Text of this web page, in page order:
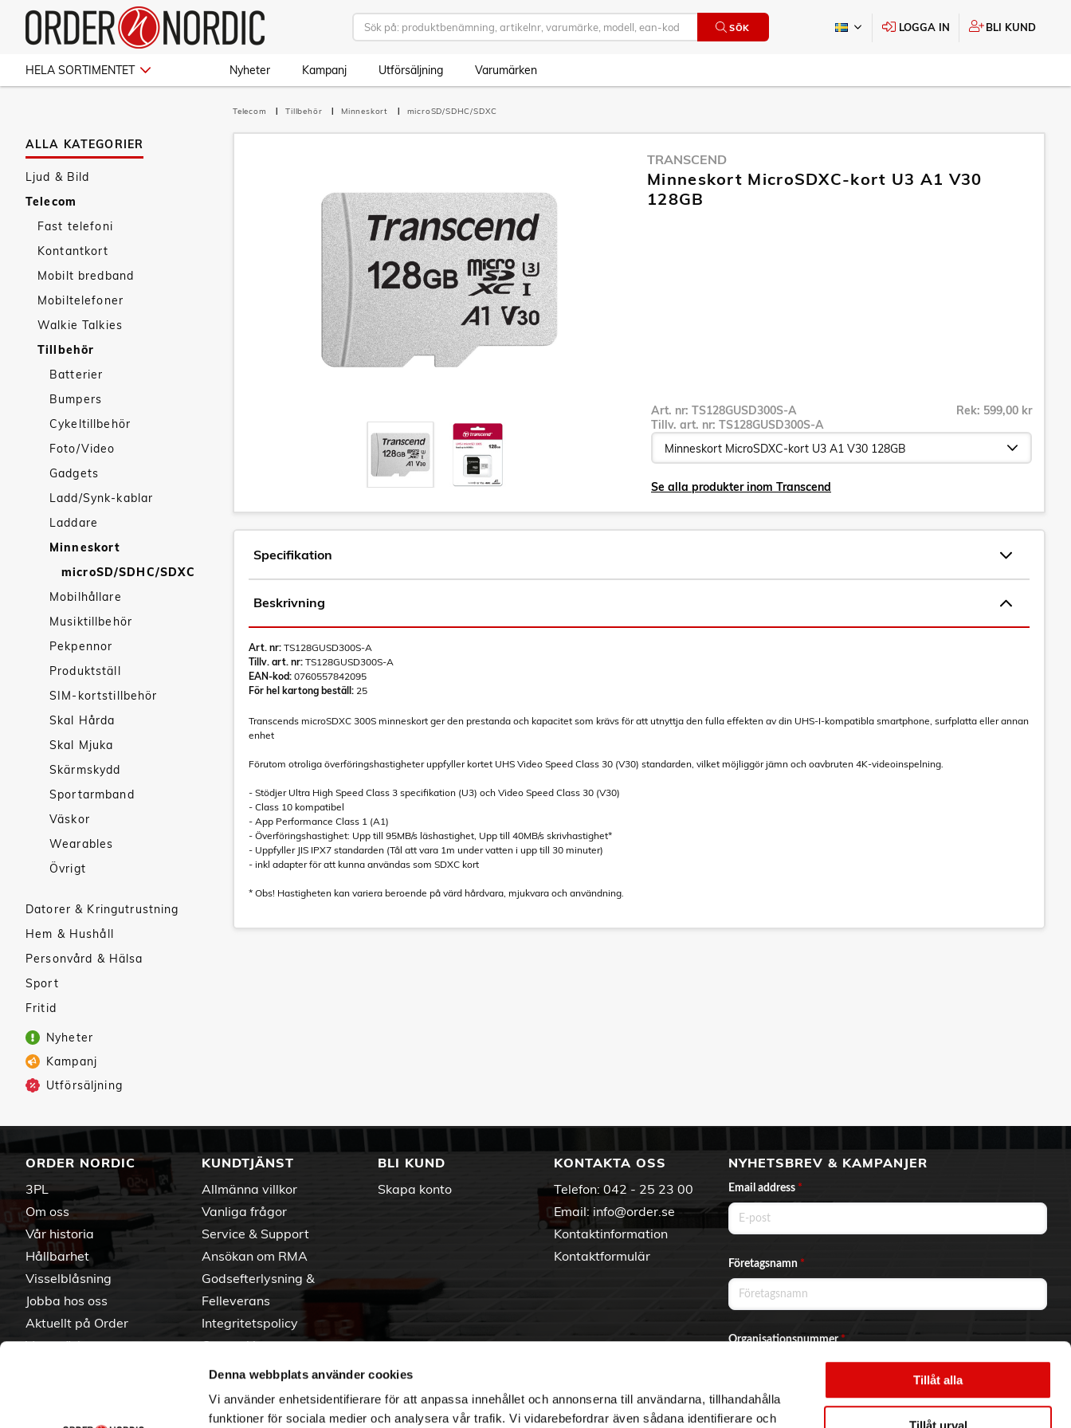
Denna webbplats använder cookies
Vi använder enhetsidentifierare för att anpassa innehållet och annonserna till användarna, tillhandahålla
funktioner för sociala medier och analysera vår trafik. Vi vidarebefordrar även sådana identifierare och
Tillåt alla
Tillåt urval
SÖK LOGGA IN BLI KUND
HELA SORTIMENTET Nyheter Kampanj Utförsäljning Varumärken
ALLA KATEGORIER
Ljud & Bild
Telecom
Fast telefoni
Kontantkort
Mobilt bredband
Mobiltelefoner
Walkie Talkies
Tillbehör
Batterier
Bumpers
Cykeltillbehör
Foto/Video
Gadgets
Ladd/Synk-kablar
Laddare
Minneskort
microSD/SDHC/SDXC
Mobilhållare
Musiktillbehör
Pekpennor
Produktställ
SIM-kortstillbehör
Skal Hårda
Skal Mjuka
Skärmskydd
Sportarmband
Väskor
Wearables
Övrigt
Datorer & Kringutrustning
Hem & Hushåll
Personvård & Hälsa
Sport
Fritid
Nyheter
Kampanj
Utförsäljning
Telecom Tillbehör Minneskort microSD/SDHC/SDXC
TRANSCEND
Minneskort MicroSDXC-kort U3 A1 V30
128GB
Art. nr: TS128GUSD300S-A
Tillv. art. nr: TS128GUSD300S-A
Rek: 599,00 kr
Se alla produkter inom Transcend
Specifikation
Beskrivning
Art. nr: TS128GUSD300S-A
Tillv. art. nr: TS128GUSD300S-A
EAN-kod: 0760557842095
För hel kartong beställ: 25
Transcends microSDXC 300S minneskort ger den prestanda och kapacitet som krävs för att utnyttja den fulla effekten av din UHS-I-kompatibla smartphone, surfplatta eller annan
enhet
Förutom otroliga överföringshastigheter uppfyller kortet UHS Video Speed Class 30 (V30) standarden, vilket möjliggör jämn och oavbruten 4K-videoinspelning.
- Stödjer Ultra High Speed Class 3 specifikation (U3) och Video Speed Class 30 (V30)
- Class 10 kompatibel
- App Performance Class 1 (A1)
- Överföringshastighet: Upp till 95MB/s läshastighet, Upp till 40MB/s skrivhastighet*
- Uppfyller JIS IPX7 standarden (Tål att vara 1m under vatten i upp till 30 minuter)
- inkl adapter för att kunna användas som SDXC kort
* Obs! Hastigheten kan variera beroende på värd hårdvara, mjukvara och användning.
ORDER NORDIC
3PL
Om oss
Vår historia
Hållbarhet
Visselblåsning
Jobba hos oss
Aktuellt på Order
Varumärken
KUNDTJÄNST
Allmänna villkor
Vanliga frågor
Service & Support
Ansökan om RMA
Godsefterlysning &
Felleverans
Integritetspolicy
Om cookies
BLI KUND
Skapa konto
KONTAKTA OSS
Telefon: 042 - 25 23 00
Email: info@order.se
Kontaktinformation
Kontaktformulär
NYHETSBREV & KAMPANJER
Email address *
Företagsnamn *
Organisationsnummer*
Ja, jag vill prenumerera på nyhetsbrevet.